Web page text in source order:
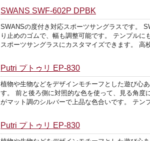
SWANS SWF-602P DPBK
SWANSの度付き対応スポーツサングラスです。
り止めのゴムで、幅も調整可能です。 テンプル
スポーツサングラスにカスタマイズできます。
Putri プトゥリ EP-830
植物や生物などをデザインモチーフとした遊び心
す。 前と後ろ側に対照的な色を使って、見る角度
がマット調のシルバーで上品な色合いです。 テン
Putri プトゥリ EP-830